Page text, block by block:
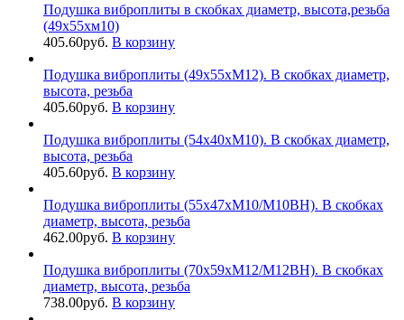
Подушка виброплиты в скобках диаметр, высота,резьба
(49х55хм10)
405.60руб. В корзину
Подушка виброплиты (49х55хМ12). В скобках диаметр,
высота, резьба
405.60руб. В корзину
Подушка виброплиты (54х40хМ10). В скобках диаметр,
высота, резьба
405.60руб. В корзину
Подушка виброплиты (55х47хМ10/М10ВН). В скобках
диаметр, высота, резьба
462.00руб. В корзину
Подушка виброплиты (70х59хМ12/М12ВН). В скобках
диаметр, высота, резьба
738.00руб. В корзину